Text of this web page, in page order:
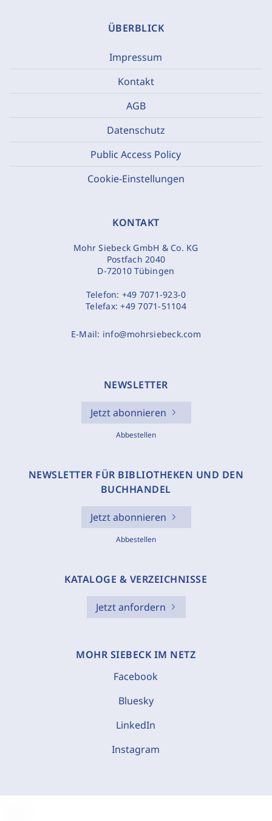
ÜBERBLICK
Impressum
Kontakt
AGB
Datenschutz
Public Access Policy
Cookie-Einstellungen
KONTAKT
Mohr Siebeck GmbH & Co. KG
Postfach 2040
D-72010 Tübingen
Telefon: +49 7071-923-0
Telefax:+49 7071-51104
E-Mail: info@mohrsiebeck.com
NEWSLETTER
Jetzt abonnieren
Abbestellen
NEWSLETTER FÜR BIBLIOTHEKEN UND DEN
BUCHHANDEL
Jetzt abonnieren
Abbestellen
KATALOGE & VERZEICHNISSE
Jetzt anfordern
MOHR SIEBECK IM NETZ
Facebook
Bluesky
LinkedIn
Instagram